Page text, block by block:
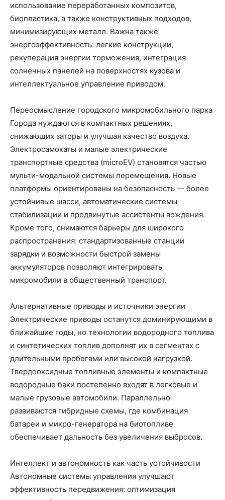
использование переработанных композитов,
биопластика, а также конструктивных подходов,
минимизирующих металл. Важна также
энергоэффективность: легкие конструкции,
рекуперация энергии торможения, интеграция
солнечных панелей на поверхностях кузова и
интеллектуальное управление приводом.
Переосмысление городского микромобильного парка
Города нуждаются в компактных решениях,
снижающих заторы и улучшая качество воздуха.
Электросамокаты и малые электрические
транспортные средства (microEV) становятся частью
мульти-модальной системы перемещения. Новые
платформы ориентированы на безопасность — более
устойчивые шасси, автоматические системы
стабилизации и продвинутые ассистенты вождения.
Кроме того, снимаются барьеры для широкого
распространения: стандартизованные станции
зарядки и возможности быстрой замены
аккумуляторов позволяют интегрировать
микромобили в общественный транспорт.
Альтернативные приводы и источники энергии
Электрические приводы останутся доминирующими в
ближайшие годы, но технологии водородного топлива
и синтетических топлив дополнят их в сегментах с
длительными пробегами или высокой нагрузкой.
Твердооксидные топливные элементы и компактные
водородные баки постепенно входят в легковые и
малые грузовые автомобили. Параллельно
развиваются гибридные схемы, где комбинация
батареи и микро-генератора на биотопливе
обеспечивает дальность без увеличения выбросов.
Интеллект и автономность как часть устойчивости
Автономные системы управления улучшают
эффективность передвижения: оптимизация